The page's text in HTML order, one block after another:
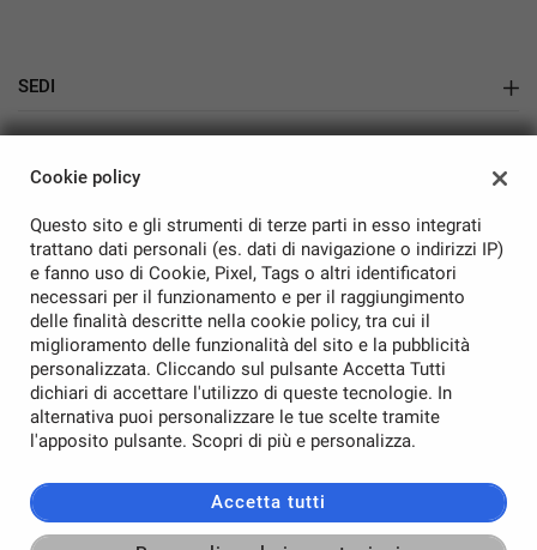
SEDI
Showroom Auto Nuove e Usate
Contatti
TORNA IN CIMA
Copyright © 2026 Rampini Auto Srl - P.IVA 01541800544 -
l'informativa sulla privacy-Cookie Policy
Sito creato da:
Cookie policy
Questo sito e gli strumenti di terze parti in esso integrati
trattano dati personali (es. dati di navigazione o indirizzi IP)
e fanno uso di Cookie, Pixel, Tags o altri identificatori
necessari per il funzionamento e per il raggiungimento
delle finalità descritte nella cookie policy, tra cui il
miglioramento delle funzionalità del sito e la pubblicità
personalizzata. Cliccando sul pulsante Accetta Tutti
dichiari di accettare l'utilizzo di queste tecnologie. In
alternativa puoi personalizzare le tue scelte tramite
l'apposito pulsante. Scopri di più e personalizza.
Accetta tutti